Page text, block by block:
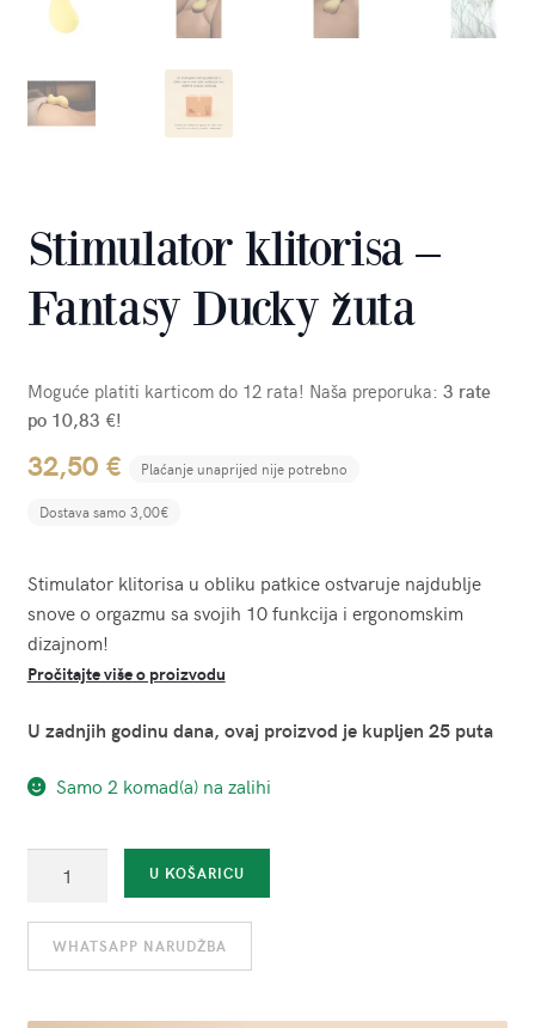
Stimulator klitorisa –
Fantasy Ducky žuta
Moguće platiti karticom do 12 rata! Naša preporuka: 3 rate
po 10,83 €!
32,50 € Plaćanje unaprijed nije potrebno
Dostava samo 3,00€
Stimulator klitorisa u obliku patkice ostvaruje najdublje
snove o orgazmu sa svojih 10 funkcija i ergonomskim
dizajnom!
Pročitajte više o proizvodu
U zadnjih godinu dana, ovaj proizvod je kupljen 25 puta
Samo 2 komad(a) na zalihi
klitorisa
-
Fantasy
U KOŠARICU
WHATSAPP NARUDŽBA